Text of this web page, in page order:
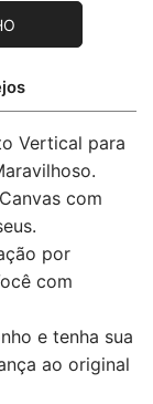
Vertical para
com
por
com
e tenha sua
ao original